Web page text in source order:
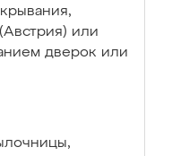
или
дверок или